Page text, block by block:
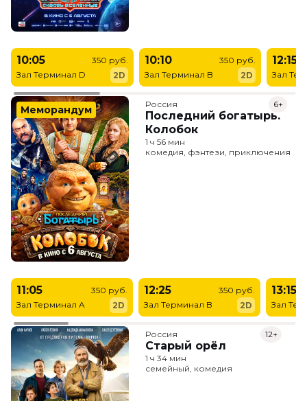
10:05
Зал Терминал D
350 руб.
2D
10:10
Зал Терминал B
350 руб.
2D
12:15
Зал
Меморандум Россия
Последний богатырь.
Колобок
6+
1 ч 56 мин
комедия, фэнтези, приключения
11:05
Зал Терминал A
350 руб.
2D
12:25
Зал Терминал B
350 руб.
2D
13:15
Зал
Россия
Старый орёл
12+
1 ч 34 мин
семейный, комедия